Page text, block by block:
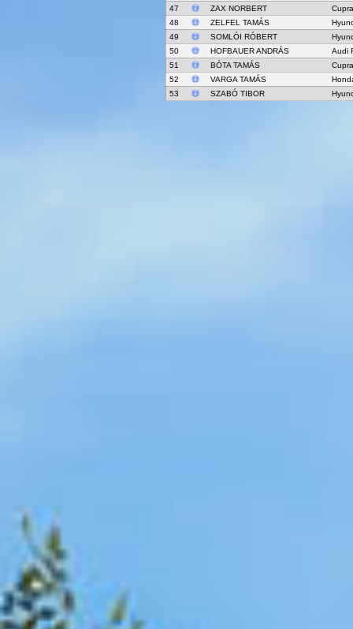
47
ZAX NORBERT
48
ZELFEL TAMÁS
49
SOMLÓI RÓBERT
50
HOFBAUER ANDRÁS
Audi
51
BÓTA TAMÁS
52
VARGA TAMÁS
53
SZABÓ TIBOR